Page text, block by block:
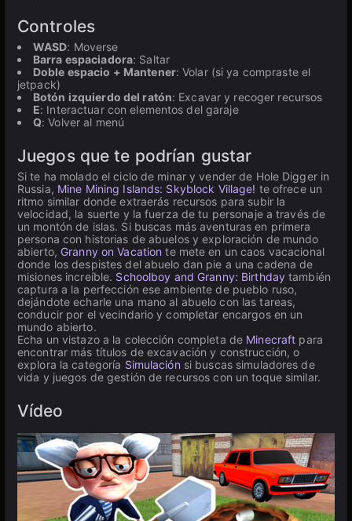
Controles
WASD: Moverse
Barra espaciadora: Saltar
Doble espacio + Mantener: Volar (si ya compraste el
jetpack)
Botón izquierdo del ratón: Excavar y recoger recursos
E: Interactuar con elementos del garaje
Q: Volver al menú
Juegos que te podrían gustar
Si te ha molado el ciclo de minar y vender de Hole Digger in
Russia, Mine Mining Islands: Skyblock Village! te ofrece un
ritmo similar donde extraerás recursos para subir la
velocidad, la suerte y la fuerza de tu personaje a través de
un montón de islas. Si buscas más aventuras en primera
persona con historias de abuelos y exploración de mundo
abierto, Granny on Vacation te mete en un caos vacacional
donde los despistes del abuelo dan pie a una cadena de
misiones increíble. Schoolboy and Granny: Birthday también
captura a la perfección ese ambiente de pueblo ruso,
dejándote echarle una mano al abuelo con las tareas,
conducir por el vecindario y completar encargos en un
mundo abierto.
Echa un vistazo a la colección completa de Minecraft para
encontrar más títulos de excavación y construcción, o
explora la categoría Simulación si buscas simuladores de
vida y juegos de gestión de recursos con un toque similar.
Vídeo